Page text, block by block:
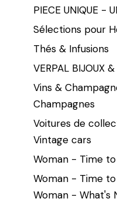
PIECE UNIQUE -
Sélections pour
Thés & Infusions
VERPAL BIJOUX
Vins &
Champagnes
Voitures de
Vintage cars
Woman - Time
Woman - Time
Woman - What's